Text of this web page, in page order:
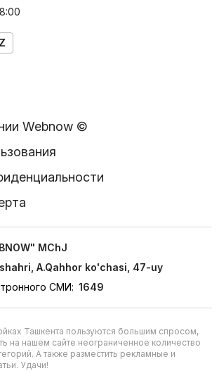
Webnow ©
MChJ
A.Qahhor ko'chasi, 47-uy
СМИ: 1649
Ташкента пользуются большим спросом,
на нашем сайте неограниченное количество
А также разместить рекламные и
Удачи!